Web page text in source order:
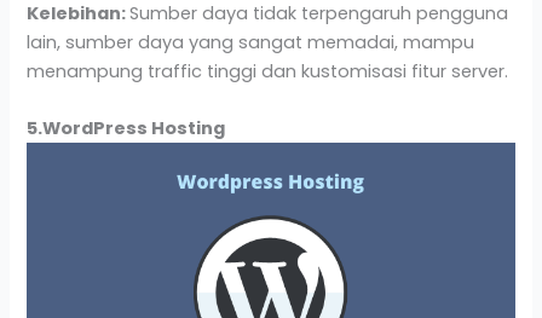
Kelebihan:Sumber daya tidak terpengaruh pengguna
lain, sumber daya yang sangat memadai, mampu
menampung traffic tinggi dan kustomisasi fitur server.
5.WordPress Hosting